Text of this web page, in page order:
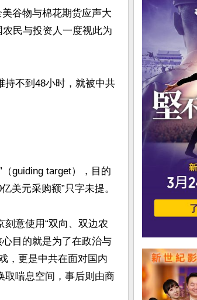
谷物与棉花期货应声大
民与投资人一度视此为
持不到48小时，就被中共
guiding target），目的
美元采购额”只字未提。
意使用“双向、双边农
目的就是为了在政治与
，更是中共在面对国内
取喘息空间，事后则由商